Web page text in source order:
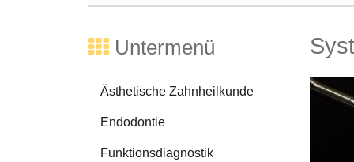
Praxiskonzept
Anfahrt
Team
Dr. Uschi van
Untermenü
Ästhetische Zahnheilkunde
Endodontie
Funktionsdiagnostik